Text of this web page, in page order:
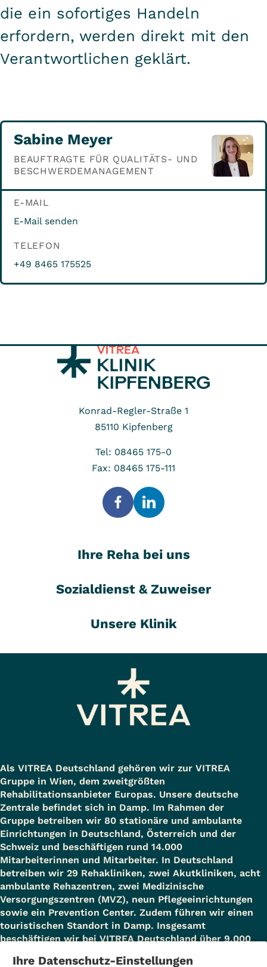
die ein sofortiges Handeln
erfordern, werden direkt mit den
Verantwortlichen geklärt.
Sabine Meyer
BEAUFTRAGTE FÜR QUALITÄTS- UND
BESCHWERDEMANAGEMENT
E-MAIL
E-Mail senden
TELEFON
+49 8465 175525
Konrad-Regler-Straße 1
85110 Kipfenberg
Tel: 08465 175-0
Fax: 08465 175-111
Ihre Reha bei uns
Sozialdienst & Zuweiser
Unsere Klinik
Als VITREA Deutschland gehören wir zur VITREA
Gruppe in Wien, dem zweitgrößten
Rehabilitationsanbieter Europas. Unsere deutsche
Zentrale befindet sich in Damp. Im Rahmen der
Gruppe betreiben wir 80 stationäre und ambulante
Einrichtungen in Deutschland, Österreich und der
Schweiz und beschäftigen rund 14.000
Mitarbeiterinnen und Mitarbeiter. In Deutschland
betreiben wir 29 Rehakliniken, zwei Akutkliniken, acht
ambulante Rehazentren, zwei Medizinische
Versorgungszentren (MVZ), neun Pflegeeinrichtungen
sowie ein Prevention Center. Zudem führen wir einen
touristischen Standort in Damp. Insgesamt
beschäftigen wir bei VITREA Deutschland über 9.000
Ihre Datenschutz-Einstellungen